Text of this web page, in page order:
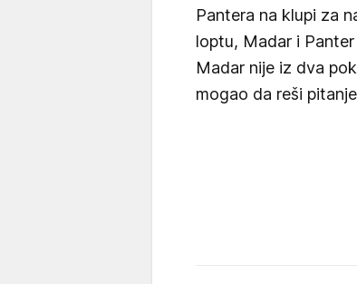
Pantera na klupi za
loptu, Madar i
Madar nije iz dva
mogao da reši